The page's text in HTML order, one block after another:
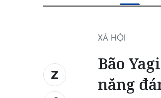
XÃ HỘI
Bão
năng